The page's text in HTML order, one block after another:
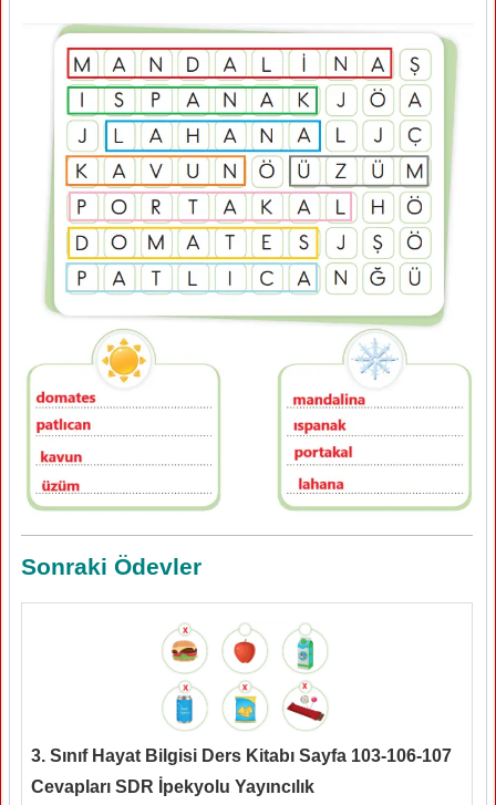
Sonraki Ödevler
3. Sınıf Hayat Bilgisi Ders Kitabı Sayfa 103-106-107
Cevapları SDR İpekyolu Yayıncılık